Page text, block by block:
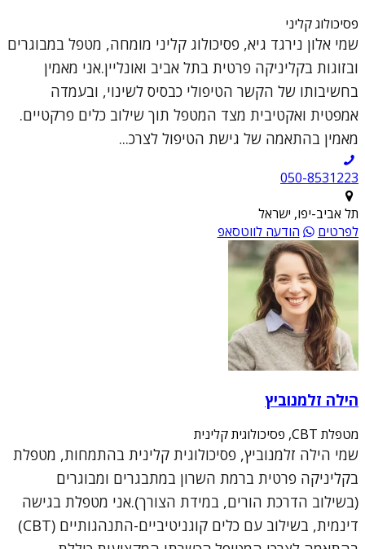
פסיכולוג קליני
שמי אלון נירגד גיא, פסיכולוג קליני מומחה, מטפל במבוגרים
ובזוגות בקליניקה פרטית בתל אביב ואונליין.אני מאמין
בחשיבותו של הקשר הטיפולי כבסיס לשינוי, ובעמדה
אמפטית ואקטיבית מצד המטפל תוך שילוב כלים פרקטיים.
מאמין בהתאמה של גישת הטיפול לצרכ...
050-8531223
תל אביב-יפו, ישראל
לפרטים
הודעה לווטסאפ
הילה זלמנוביץ
מטפלת CBT, פסיכולוגית קלינית
שמי הילה זלמנוביץ, פסיכולוגית קלינית בהתמחות, מטפלת
בקליניקה פרטית ברמת השרון במתבגרים ומבוגרים
(בשילוב הדרכת הורים, במידת הצורך).אני מטפלת בגישה
דינמית, בשילוב עם כלים קוגניטיביים-התנהגותיים (CBT)